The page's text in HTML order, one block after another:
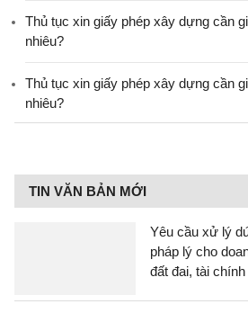
Thủ tục xin giấy phép xây dựng cần
nhiêu?
Thủ tục xin giấy phép xây dựng cần
nhiêu?
TIN VĂN BẢN MỚI
Yêu cầu xử lý
pháp lý cho
đất đai, tài chính